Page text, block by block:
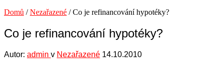
Domů /Nezařazené /Co je refinancování hypotéky?
Co je refinancování hypotéky?
Autor: admin v Nezařazené 14.10.2010